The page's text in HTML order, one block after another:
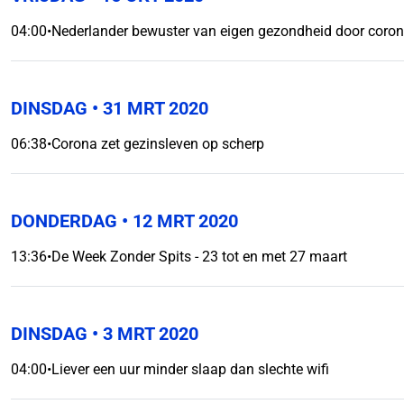
04:00•Nederlander bewuster van eigen gezondheid door
DINSDAG • 31 MRT 2020
06:38•Corona zet gezinsleven op scherp
DONDERDAG • 12 MRT 2020
13:36•De Week Zonder Spits - 23 tot en met 27 maart
DINSDAG • 3 MRT 2020
04:00•Liever een uur minder slaap dan slechte wifi